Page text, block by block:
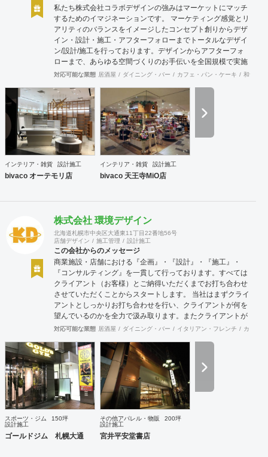
私たち株式会社コラボデザインの強みはマーケットにマッチ
するためのイマジネーションです。 マーケティング感覚とリ
アリティのバランスをイメージしたコンセプト創りからデザ
イン・設計・施工・アフターフォローまでトータルなデザイ
ン/設計/施工を行っております。デザインからアフターフォ
ローまで、あらゆる空間づくりのお手伝いを全国規模で実施
できます。上海にもオフィスがございますので、中国での実
対応可能な業態 居酒屋 ダイニング・バー カフェ・パン・ケーキ 和食・
インテリア・雑貨 設計施工
bivaco オーテモリ店
インテリア・雑貨 設計施工
bivaco 天王寺MiO店
株式会社 環境デザイン
北海道札幌市中央区大通東11丁目22番地56号
店舗デザイン
施工管理 設計施工
この会社からのメッセージ
商業施設・店舗における『企画』・『設計』・『施工』・
『コンサルティング』を一貫して行っております。すべては
クライアント（お客様）とご納得いただくまでお打ち合わせ
させていただくことからスタートします。 当社はまずクライ
アントとしっかりお打ち合わせを行い、クライアントが何を
望んでいるのかを全力で汲み取ります。またクライアントが
思い描いていることをどのように表現していいのかお困りの
培ってきた当社ならではのノウハウでご提案いたします。
対応可能な業態 居酒屋 ダイニング・バー イタリアン・フレンチ カフェ
スポーツ・ジム
150坪
設計施工
ゴールドジム 札幌大通
その他アパレル・物販
200坪
設計施工
宮井平安堂書店